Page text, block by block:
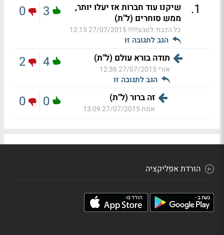
1
.
שיקנו עוד חברות אז יעלו יותר,
ממש סוחרים (ל"ת)
כל הכבוד לטבע!!!!!27/07/2015 12:15
הגב לתגובה זו
3
0
תודה בורא עולם (ל"ת)
אורי27/07/2015 12:36
הגב לתגובה זו
4
2
זה ברור (ל"ת)
אמת27/07/2015 13:09
0
0
הורדת אפליקציה